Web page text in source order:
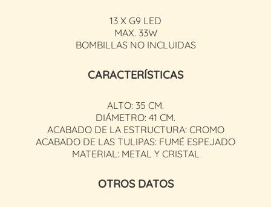
13 X G9 LED
MAX. 33W
BOMBILLAS NO INCLUIDAS
CARACTERÍSTICAS
ALTO: 35 CM.
DIÁMETRO: 41 CM.
ACABADO DE LA ESTRUCTURA: CROMO
ACABADO DE LAS TULIPAS: FUMÉ ESPEJADO
MATERIAL: METAL Y CRISTAL
OTROS DATOS